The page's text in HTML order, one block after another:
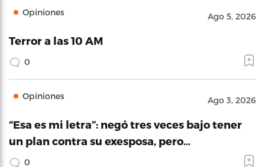
Opiniones Ago 5, 2026
Terror a las 10 AM
0
Opiniones Ago 3, 2026
“Esa es mi letra”: negó tres veces bajo tener
un plan contra su exesposa, pero…
0